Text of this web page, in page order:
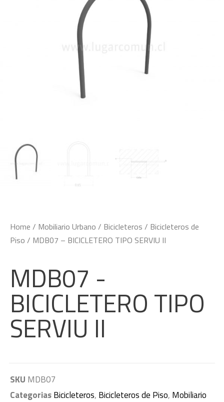
Home / Mobiliario Urbano / Bicicleteros / Bicicleteros de
Piso / MDB07 – BICICLETERO TIPO SERVIU II
MDB07 -
BICICLETERO TIPO
SERVIU II
SKU MDB07
CategoriasBicicleteros, Bicicleteros de Piso, Mobiliario